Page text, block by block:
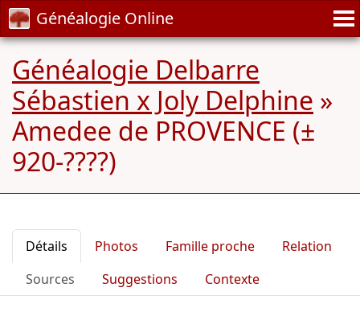
Généalogie Online
Généalogie Delbarre
Sébastien x Joly Delphine »
Amedee de PROVENCE (±
920-????)
Détails Photos Famille proche
Relation
Sources
Suggestions Contexte